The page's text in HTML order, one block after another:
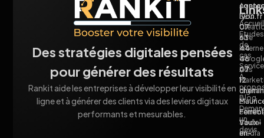
Des stratégies digitales pensées
pour générer des résultats
Rankit aide les entreprises à développer leur visibilité en
ligne et à générer des clients via des leviers digitaux
performants et mesurables.
Accueil
Études
de
cas
À
Blog
un
devis
SEO
site
Ads
digital
E-
Social
media
lyon.fr
07
63
44
46
07
12
chemin
Vaulx-
en-